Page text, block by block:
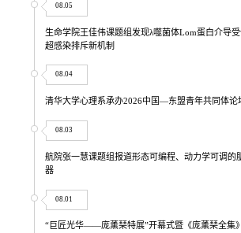
08.05
生命学院王佳伟课题组发现λ噬菌体Lom蛋白介导
超感染排斥新机制
08.04
清华大学心理系承办2026中国—东盟青年共同体论
08.03
航院张一慧课题组报道形态可编程、动力学可调的
器
08.01
“巨匠光华——庞薰琹特展”开幕式暨《庞薰琹全集